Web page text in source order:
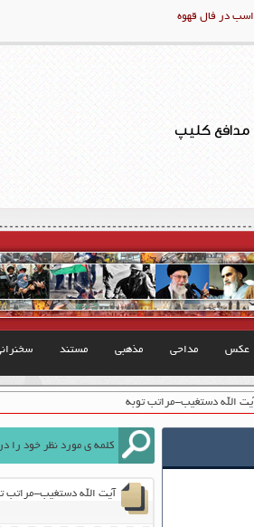
اسب در فال قهوه
مدافع کلیپ
عکس مداحی مذهبی مستند
الله دستغیب-مراتب توبه
آیت الله دستغیب-مراتب